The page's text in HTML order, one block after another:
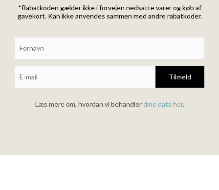
*Rabatkoden gælder ikke i forvejen nedsatte varer og køb af
gavekort. Kan ikke anvendes sammen med andre rabatkoder.
Tilmeld
Læs mere om, hvordan vi behandlerdine data her.